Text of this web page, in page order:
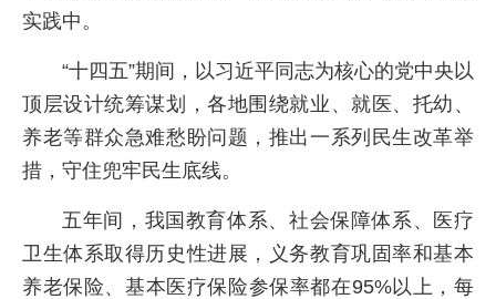
实践中。
“十四五”期间，以习近平同志为核心的党中央以
顶层设计统筹谋划，各地围绕就业、就医、托幼、
养老等群众急难愁盼问题，推出一系列民生改革举
措，守住兜牢民生底线。
五年间，我国教育体系、社会保障体系、医疗
卫生体系取得历史性进展，义务教育巩固率和基本
养老保险、基本医疗保险参保率都在95%以上，每